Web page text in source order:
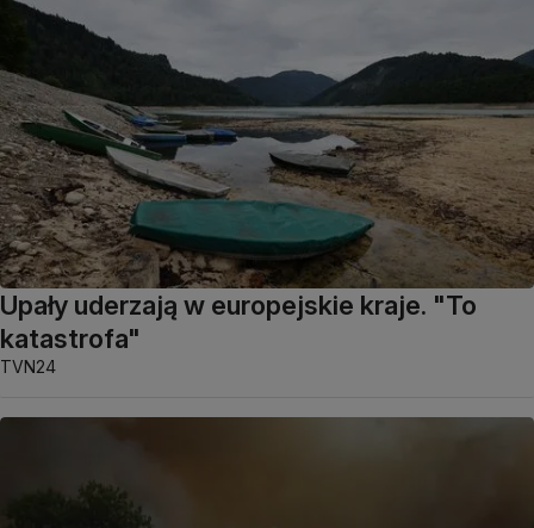
Upały uderzają w europejskie kraje. "To
katastrofa"
TVN24